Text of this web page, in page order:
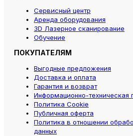
Сервисный центр
Аренда оборудования
3D Лазерное сканирование
Обучение
ПОКУПАТЕЛЯМ
Выгодные предложения
Доставка и оплата
Гарантия и возврат
Информационно-техническая
Политика Cookie
Публичная оферта
Политика в отношении
данных